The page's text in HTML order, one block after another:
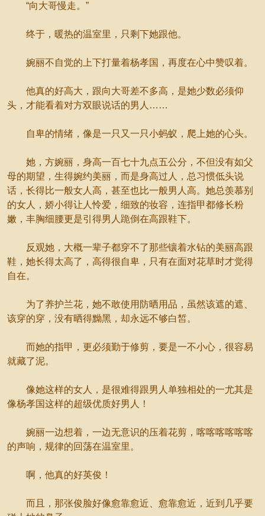
“向大哥慢走。”
终于，暖热的温室里，只剩下她跟他。
婉丽不自觉的上下打量着杨孝国，再度在心中赞叹着。
他真的好高大，跟向大哥差不多高，是她少数必须仰
头，才能看着对方双眼说话的男人……
自卑的情绪，像是一只又一只小蚂蚁，爬上她的心头。
她，方婉丽，身高一百七十九点五公分，不但没有如父
母的期望，生得婉约美丽，而是身高过人，总习惯低头说
话，长得比一般女人高，甚至也比一般男人高。她总羡慕别
的女人，娇小得让人怜爱，细致的妆容，连指甲都修长粉
嫩，丰胸细腰更是引得男人跪倒在高跟鞋下。
反观她，大概一辈子都穿不了那些镶着水钻的美丽高跟
鞋，她长得太高了，高得很自卑，只有在面对花草时才觉得
自在。
为了养护兰花，她不敢使用防晒用品，虽然该遮的遮、
该穿的穿，没有晒得黝黑，却永远不够白皙。
而她的指甲，更必须勤于修剪，要是一不小心，很容易
就藏了泥。
像她这样的女人，是很难得跟男人单独相处的一尤其是
像杨孝国这样的超级优质好男人！
婉丽一边想着，一边无意识的压着花剪，喀喀喀喀喀喀
的声响，规律的回荡在温室里。
啊，他真的好英俊！
而且，那张俊脸好像愈靠愈近、愈靠愈近，近到几乎要